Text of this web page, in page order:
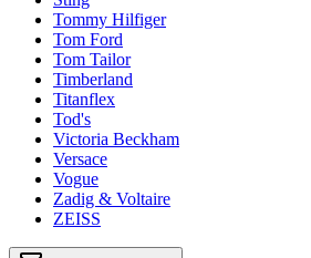
Tommy Hilfiger
Tom Ford
Tom Tailor
Timberland
Titanflex
Tod's
Victoria Beckham
Versace
Vogue
Zadig & Voltaire
ZEISS